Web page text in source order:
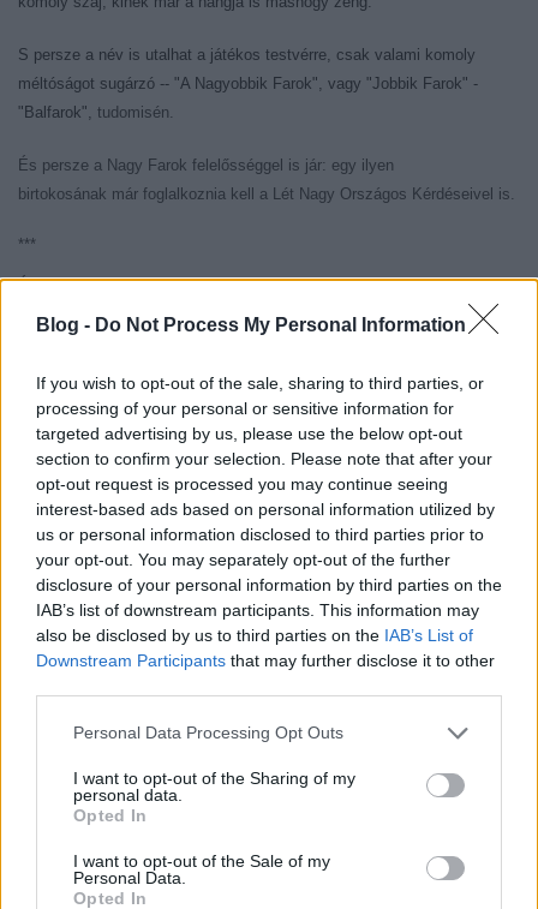
Blog - Do Not Process My Personal Information
If you wish to opt-out of the sale, sharing to third parties, or
processing of your personal or sensitive information for
targeted advertising by us, please use the below opt-out
section to confirm your selection. Please note that after your
opt-out request is processed you may continue seeing
interest-based ads based on personal information utilized by
us or personal information disclosed to third parties prior to
your opt-out. You may separately opt-out of the further
disclosure of your personal information by third parties on the
IAB’s list of downstream participants. This information may
also be disclosed by us to third parties on the IAB’s List of
Downstream Participants that may further disclose it to other
Please note that this website/app uses one or more Google
not limited to your visit or usage behaviour. You may click to
grant or deny consent to Google and its third-party tags to
use your data for below specified purposes in below Google
consent section.
Personal Data Processing Opt Outs
I want to opt-out of the Sharing of my
personal data.
Opted In
I want to opt-out of the Sale of my
Personal Data.
Opted In
S persze a név is utalhat a játékos testvérre, csak valami komoly
méltóságot sugárzó -- "A Nagyobbik Farok", vagy "Jobbik Farok" -
"Balfarok", tudomisén.
És persze a Nagy Farok felelősséggel is jár: egy ilyen
birtokosának már foglalkoznia kell a Lét Nagy Országos Kérdéseivel is.
***
És még valami. Az eddigi stílus mögött magam is csak sejtem az
értelmes tartalmat. De tudni nem tudok semmit, mert a savköpő menyét
sokat sejtetni engedő válasz, sőt, sok kérdésre lehet is jó válasz -- mi
De egy szavazathoz még nekem is konkrétumok kellenek. Egy
savköpő menyétet nem kizárt, hogy meg tudnék kedvelni -- országos
nagy cimborák is lehetnénk talán --, de dolgaimból sokat reá nem
bíznék. Nem csak mert savat köp, hanem mert menyét is.
Hát ennyi lenne a javaslat.
Titkon remélve, hogy talán megfogadják. A főkutya szemében látni egy
ideje valami ilyesmit.
jelzem, az elfojtás káros...